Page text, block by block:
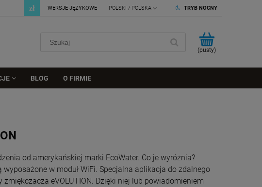
TRYB NOCNY
WERSJE JĘZYKOWE
(pusty)
BLOG O FIRMIE
od amerykańskiej marki EcoWater. Co je wyróżnia?
w moduł WiFi. Specjalna aplikacja do zdalnego
eVOLUTION. Dzięki niej lub powiadomieniem